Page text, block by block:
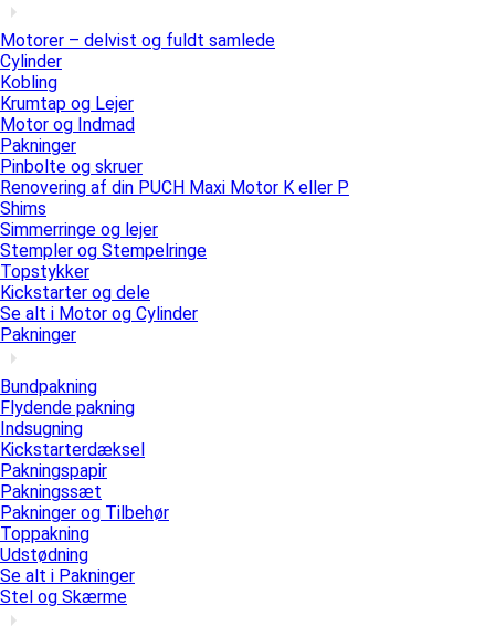
Motorer – delvist og fuldt samlede
Cylinder
Kobling
Krumtap og Lejer
Motor og Indmad
Pakninger
Pinbolte og skruer
Renovering af din PUCH Maxi Motor K eller P
Shims
Simmerringe og lejer
Stempler og Stempelringe
Topstykker
Kickstarter og dele
Se alt i Motor og Cylinder
Pakninger
Bundpakning
Flydende pakning
Indsugning
Kickstarterdæksel
Pakningspapir
Pakningssæt
Pakninger og Tilbehør
Toppakning
Udstødning
Se alt i Pakninger
Stel og Skærme